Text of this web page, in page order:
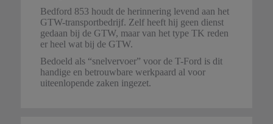
Bedford 853 houdt de herinnering levend aan het
GTW-transportbedrijf. Zelf heeft hij geen dienst
gedaan bij de GTW, maar van het type TK reden
er heel wat bij de GTW.
Bedoeld als “snelvervoer” voor de T-Ford is dit
handige en betrouwbare werkpaard al voor
uiteenlopende zaken ingezet.